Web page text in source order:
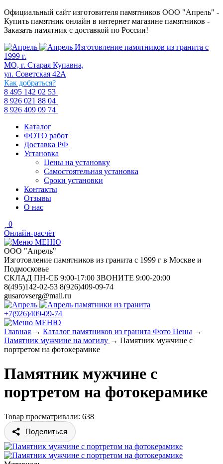
Официальный сайт изготовителя памятников ООО "Апрель" -
Купить памятник онлайн в интернет магазине памятников -
Заказать памятник с доставкой по России!
Изготовление памятников из гранита с
1999 г.
МО, г. Старая Купавна,
ул. Советская 42А
Как добраться?
8 495 142 02 53
8 926 021 88 04
8 926 409 09 74
Каталог
ФОТО работ
Доставка РФ
Установка
Цены на установку
Самостоятельная установка
Сроки установки
Контакты
Отзывы
О нас
0
Онлайн-расчёт
МЕНЮ
ООО "Апрель"
Изготовление памятников из гранита с 1999 г в Москве и
Подмосковье
СКЛАД ПН-СБ 9:00-17:00 ЗВОНИТЕ 9:00-20:00
8(495)142-02-53 8(926)409-09-74
gusarovserg@mail.ru
памятники из гранита
+7(926)409-09-74
МЕНЮ
Главная → Каталог памятников из гранита Фото Цены →
Памятник мужчине на могилу → Памятник мужчине с
портретом на фотокерамике
Памятник мужчине с
портретом на фотокерамике
Товар просматривали: 638
Поделиться